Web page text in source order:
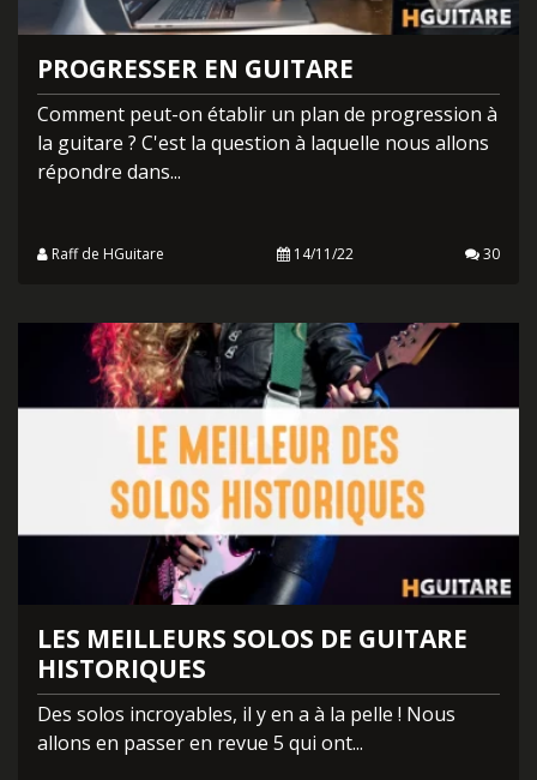
PROGRESSER EN GUITARE
Comment peut-on établir un plan de progression à
la guitare ? C'est la question à laquelle nous allons
répondre dans...
Raff de HGuitare 14/11/22 30
LES MEILLEURS SOLOS DE GUITARE
HISTORIQUES
Des solos incroyables, il y en a à la pelle ! Nous
allons en passer en revue 5 qui ont...